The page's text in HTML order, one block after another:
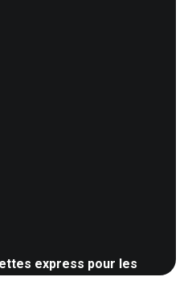
express pour les